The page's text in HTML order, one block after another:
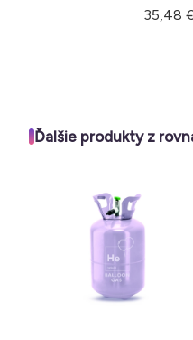
35,48
Ďalšie produkty z